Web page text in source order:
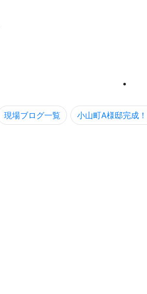
現場ブログ一覧 小山町A様邸完成